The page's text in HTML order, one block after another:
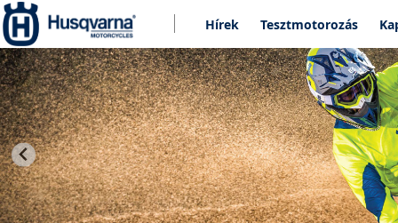
Hírek Tesztmotorozás